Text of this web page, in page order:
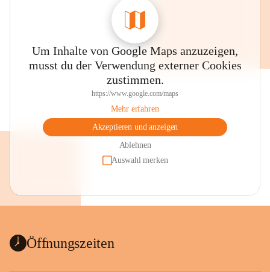
Um Inhalte von Google Maps anzuzeigen,
musst du der Verwendung externer Cookies
zustimmen.
https://www.google.com/maps
Mehr erfahren
Akzeptieren und anzeigen
Ablehnen
Auswahl merken
Öffnungszeiten